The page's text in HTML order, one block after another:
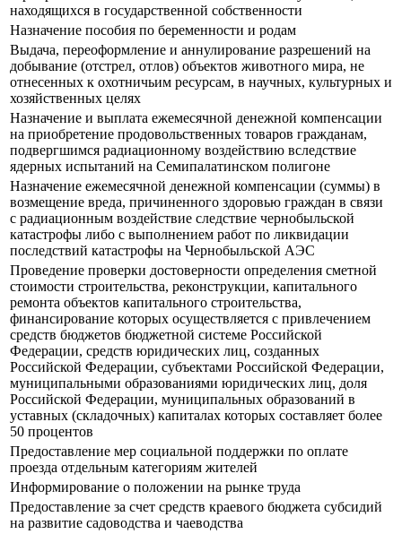
находящихся в государственной собственности
Назначение пособия по беременности и родам
Выдача, переоформление и аннулирование разрешений на
добывание (отстрел, отлов) объектов животного мира, не
отнесенных к охотничьим ресурсам, в научных, культурных и
хозяйственных целях
Назначение и выплата ежемесячной денежной компенсации
на приобретение продовольственных товаров гражданам,
подвергшимся радиационному воздействию вследствие
ядерных испытаний на Семипалатинском полигоне
Назначение ежемесячной денежной компенсации (суммы) в
возмещение вреда, причиненного здоровью граждан в связи
с радиационным воздействие следствие чернобыльской
катастрофы либо с выполнением работ по ликвидации
последствий катастрофы на Чернобыльской АЭС
Проведение проверки достоверности определения сметной
стоимости строительства, реконструкции, капитального
ремонта объектов капитального строительства,
финансирование которых осуществляется с привлечением
средств бюджетов бюджетной системе Российской
Федерации, средств юридических лиц, созданных
Российской Федерации, субъектами Российской Федерации,
муниципальными образованиями юридических лиц, доля
Российской Федерации, муниципальных образований в
уставных (складочных) капиталах которых составляет более
50 процентов
Предоставление мер социальной поддержки по оплате
проезда отдельным категориям жителей
Информирование о положении на рынке труда
Предоставление за счет средств краевого бюджета субсидий
на развитие садоводства и чаеводства